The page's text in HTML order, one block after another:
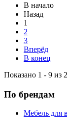
В начало
Назад
1
2
3
Вперёд
В конец
Показано 1 - 9 из
По брендам
Мебель для